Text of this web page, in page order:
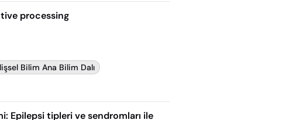
processing
Bilim Ana Bilim Dalı
Epilepsi tipleri ve sendromları ile